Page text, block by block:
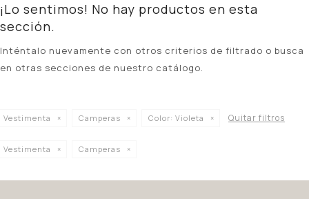
¡Lo sentimos! No hay productos en esta
sección.
Inténtalo nuevamente con otros criterios de filtrado o busca
en otras secciones de nuestro catálogo.
Vestimenta Camperas Color: Violeta Quitar filtros
Vestimenta Camperas